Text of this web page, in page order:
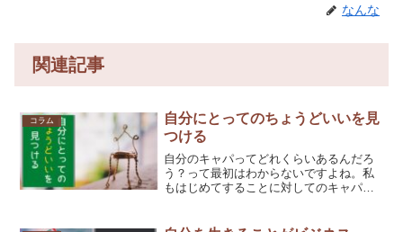
なんな
関連記事
コラム
自分にとってのちょうどいいを見
つける
自分のキャパってどれくらいあるんだろ
う？って最初はわからないですよね。私
もはじめてすることに対してのキャパが